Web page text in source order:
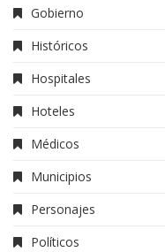
Gobierno
Históricos
Hospitales
Hoteles
Médicos
Municipios
Personajes
Políticos